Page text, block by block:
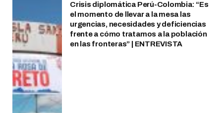
Crisis diplomática Perú-Colombia: “Es
el momento de llevar a la mesa las
urgencias, necesidades y deficiencias
frente a cómo tratamos a la población
en las fronteras” | ENTREVISTA